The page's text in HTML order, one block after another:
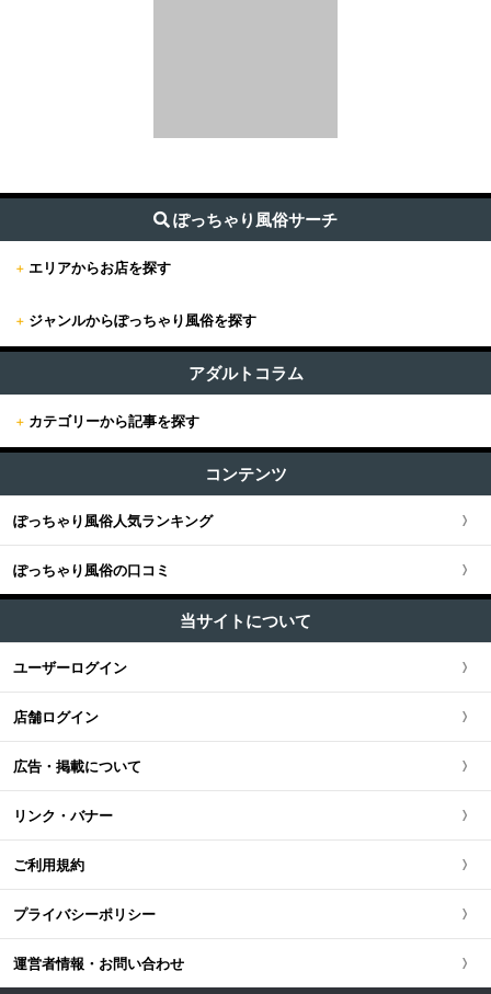
ぽっちゃり風俗サーチ
+ エリアからお店を探す
+東京
東京全域
新宿・歌舞伎町・新大久保・高田馬場
池袋・大塚・巣鴨
五反田・品川・渋谷・蒲田
新橋・汐留・銀座・六本木・赤坂
上野・鶯谷・神田・秋葉原・日暮里
錦糸町・葛飾・江戸川
立川・八王子・町田・福生
関東版TOP
埼玉県
神奈川県
茨城県
栃木県
群馬県
+関西
関西全域
大阪府
兵庫県
滋賀県
奈良県
和歌山県
東海・北陸・甲信越版TOP
東海・北陸・甲信越全域
静岡県
新潟県
岐阜県
三重県
山梨県
長野県
石川県
中国・四国版TOP
中国・四国全域
広島県
岡山県
鳥取県
島根県
山口県
香川県
+九州・沖縄
九州・沖縄版TOP
九州・沖縄全域
福岡県
熊本県
佐賀県
長崎県
大分県
+ ジャンルからぽっちゃり風俗を探す
ソープ (0)
ピンサロ (1)
エステ・回春 (1)
アダルトコラム
+ カテゴリーから記事を探す
コンテンツ
ぽっちゃり風俗人気ランキング
ぽっちゃり風俗の口コミ
当サイトについて
ユーザーログイン
店舗ログイン
広告・掲載について
リンク・バナー
ご利用規約
プライバシーポリシー
運営者情報・お問い合わせ